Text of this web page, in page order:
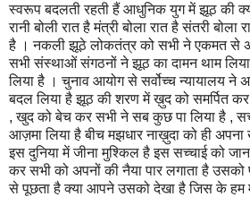
स्वरूप बदलती रहती हैं आधुनिक युग में झूठ की क्या
रानी बोली रात है मंत्री बोला रात है संतरी
है । नकली झूठे लोकतंत्र को सभी ने एकमत से
सभी संस्थाओं संगठनों ने झूठ का दामन थाम
लिया है । चुनाव आयोग से सर्वोच्च न्यायालय ने
बदल लिया है झूठ की शरण में ख़ुद को समर्पित कर
, खुद को बेच कर सभी ने सब कुछ पा लिया है ,
आज़मा लिया है बीच मझधार नाख़ुदा को ही अपना
इस दुनिया में जीना मुश्किल है इस सच्चाई को
कर सभी को अपनों की नैया पार लगाता है उसको
से पूछता है क्या आपने उसको देखा है जिस के हम